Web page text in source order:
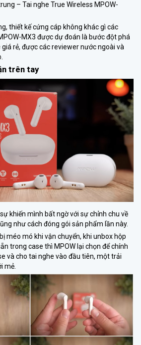
– Tai nghe True Wireless MPOW-
thiết kế cứng cáp không khác gì các
MX3 được dự đoán là bước đột phá
rẻ, được các reviewer nước ngoài và
trên tay
khiến mình bất ngờ với sự chỉnh chu về
như cách đóng gói sản phẩm lần này.
méo mó khi vận chuyển, khi unbox hộp
trong case thì MPOW lại chọn để chính
và cho tai nghe vào đầu tiên, một trải
mẻ.